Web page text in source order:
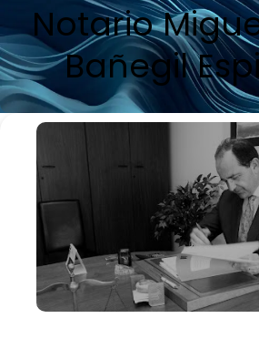
Notario
Bañegil